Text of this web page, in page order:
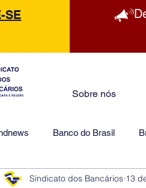
SE
Sobre nós
Banco do Brasil
HSBC Financeiras
Sindicato dos Bancários 13